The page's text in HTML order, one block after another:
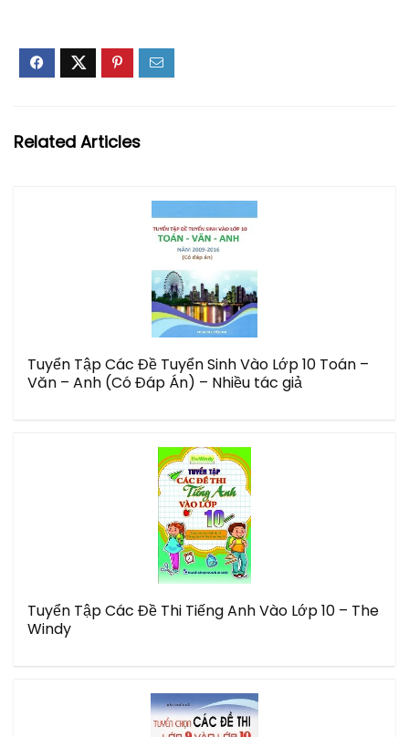
Related Articles
Tuyển Tập Các Đề Tuyển Sinh Vào Lớp 10 Toán –
Văn – Anh (Có Đáp Án) – Nhiều tác giả
Tuyển Tập Các Đề Thi Tiếng Anh Vào Lớp 10 – The
Windy